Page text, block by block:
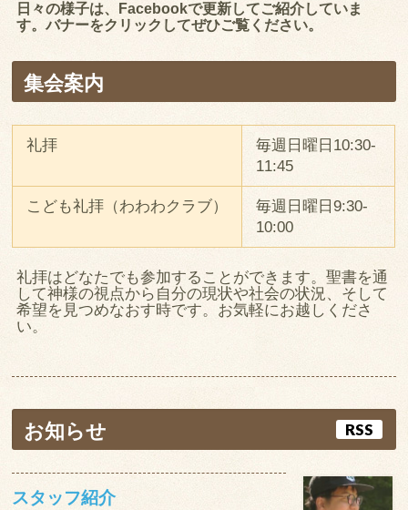
日々の様子は、Facebookで更新してご紹介していま
す。バナーをクリックしてぜひご覧ください。
集会案内
礼拝
毎週日曜日10:30-
11:45
こども礼拝（わわわクラブ）
毎週日曜日9:30-
10:00
礼拝はどなたでも参加することができます。聖書を通
して神様の視点から自分の現状や社会の状況、そして
希望を見つめなおす時です。お気軽にお越しくださ
い。
お知らせ RSS
スタッフ紹介